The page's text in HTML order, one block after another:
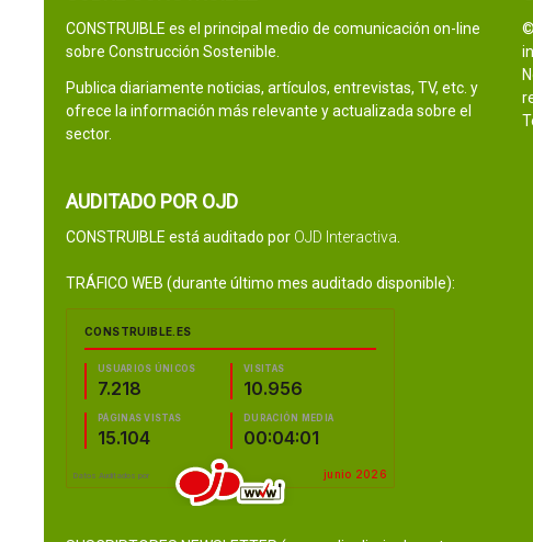
CONSTRUIBLE es el principal medio de comunicación on-line
sobre Construcción Sostenible.
Publica diariamente noticias, artículos, entrevistas, TV, etc. y
ofrece la información más relevante y actualizada sobre el
sector.
AUDITADO POR OJD
CONSTRUIBLE está auditado por OJD Interactiva
TRÁFICO WEB (durante último mes auditado disponible):